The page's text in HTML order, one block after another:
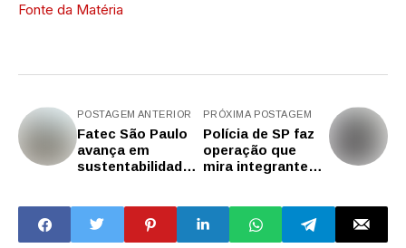
Fonte da Matéria
POSTAGEM ANTERIOR
Fatec São Paulo
avança em
sustentabilidade
energética
PRÓXIMA POSTAGEM
Polícia de SP faz
operação que
mira integrantes
infiltrados em
prefeituras para